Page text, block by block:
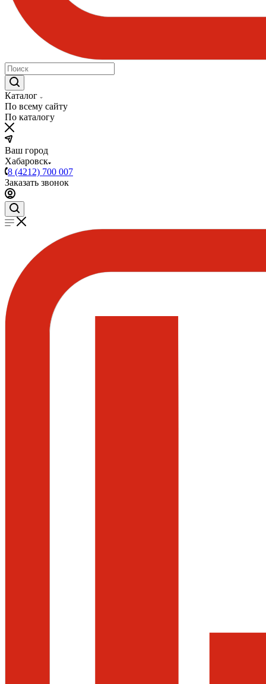
Каталог
По всему сайту
По каталогу
Ваш город
Хабаровск
8 (4212) 700 007
Заказать звонок